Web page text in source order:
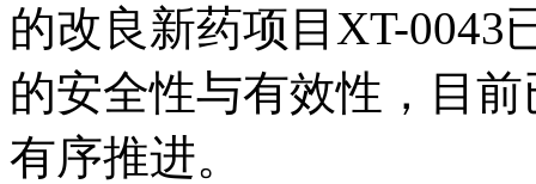
的改良新药项目XT-0043
的安全性与有效性，目
有序推进。